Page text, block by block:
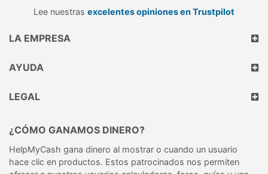
Lee nuestras excelentes opiniones en Trustpilot
LA EMPRESA
AYUDA
LEGAL
¿CÓMO GANAMOS DINERO?
HelpMyCash gana dinero al mostrar o cuando un usuario
hace clic en productos. Estos patrocinados nos permiten